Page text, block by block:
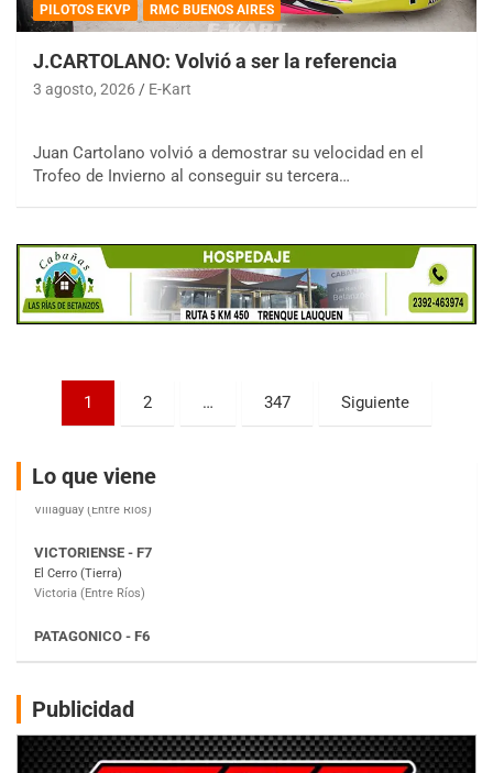
PILOTOS EKVP RMC BUENOS AIRES
J.CARTOLANO: Volvió a ser la referencia
3 agosto, 2026 E-Kart
Juan Cartolano volvió a demostrar su velocidad en el
Trofeo de Invierno al conseguir su tercera…
Paginación
entradas
1 2 … 347 Siguiente
Lo que viene
08/09-AGO
KDO - F6
Ciudad de Trenque Lauquen (Asfalto)
Trenque Lauquen (Buenos Aires)
Villaguay (Entre Ríos)
El Cerro (Tierra)
Victoria (Entre Ríos)
Moto Club Reginense (Tierra)
Gral. E. Godoy (Río Negro)
Juventud Unida (Tierra)
NORESTE SANTAFESINO - F6
Ciudad de Avellaneda (Asfalto)
Avellaneda (Santa Fe)
Publicidad